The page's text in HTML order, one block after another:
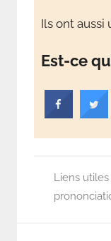
Ils ont aussi
Est-ce
Liens utiles